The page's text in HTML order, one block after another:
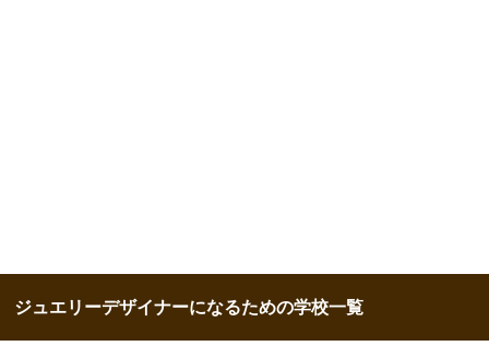
ジュエリーデザイナーになるための学校一覧